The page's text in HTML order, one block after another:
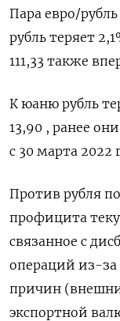
Пара евро/рубль
рубль теряет
111,33 также
К юаню рубль
13,90 , ранее
с 30 марта 2022
Против рубля
профицита
связанное с
операций из-
причин
экспортной